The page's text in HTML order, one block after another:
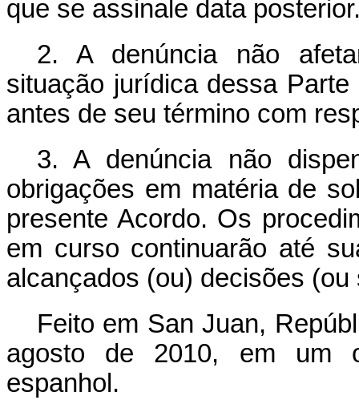
que se assinale data
2. A denúncia não
situação jurídica dessa
antes de seu término com
3. A denúncia não
obrigações em matéria de
presente Acordo. Os
em curso continuarão até
alcançados (ou) decisões
Feito em San Juan,
agosto de 2010, em um
espanhol.